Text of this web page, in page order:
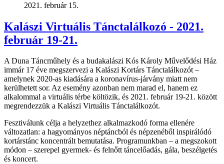
2021. február 15.
Kalászi Virtuális Tánctalálkozó - 2021.
február 19-21.
A Duna Táncműhely és a budakalászi Kós Károly Művelődési Ház
immár 17 éve megszervezi a Kalászi Kortárs Tánctalálkozót –
amelynek 2020-as kiadására a koronavírus-járvány miatt nem
kerülhetett sor. Az esemény azonban nem marad el, hanem ez
alkalommal a virtuális térbe költözik, és 2021. február 19-21. között
megrendezzük a Kalászi Virtuális Tánctalálkozót.
Fesztiválunk célja a helyzethez alkalmazkodó forma ellenére
változatlan: a hagyományos néptáncból és népzenéből inspirálódó
kortárstánc koncentrált bemutatása. Programunkban – a megszokott
módon – szerepel gyermek- és felnőtt táncelőadás, gála, beszélgetés
és koncert.